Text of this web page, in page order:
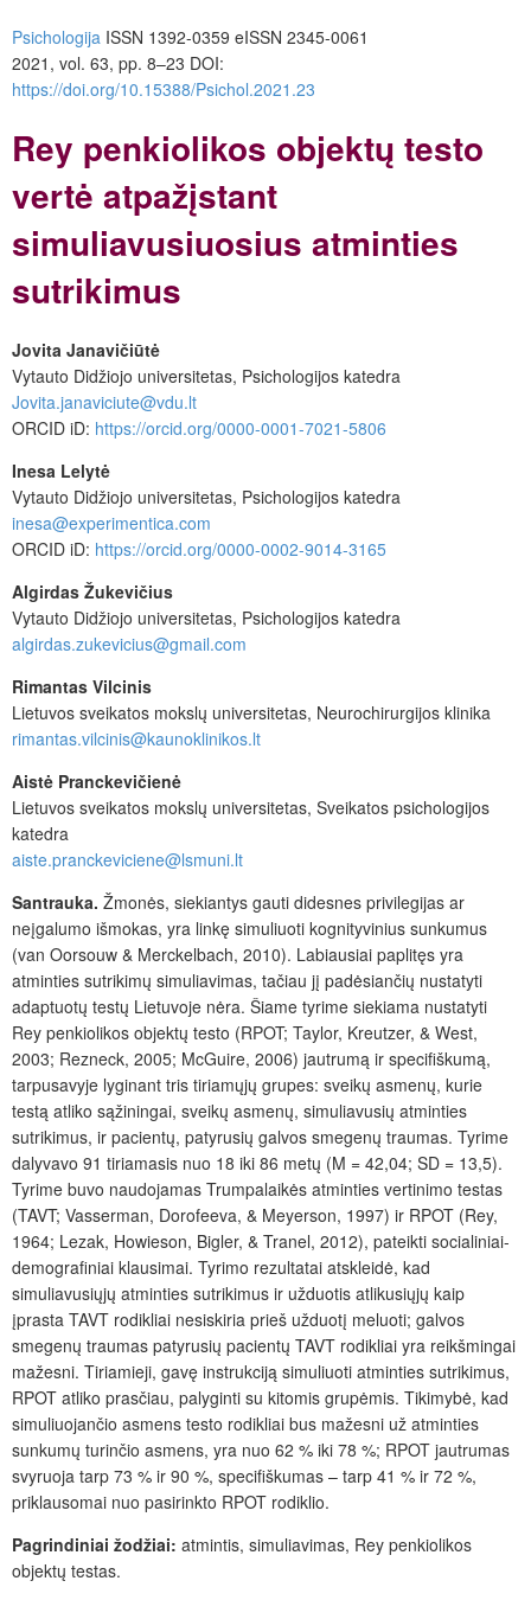
Psichologija ISSN 1392-0359 eISSN 2345-0061
2021, vol. 63, pp. 8–23 DOI:
https://doi.org/10.15388/Psichol.2021.23
Rey penkiolikos objektų testo
vertė atpažįstant
simuliavusiuosius atminties
sutrikimus
Jovita Janavičiūtė
Vytauto Didžiojo universitetas, Psichologijos katedra
Jovita.janaviciute@vdu.lt
ORCID iD: https://orcid.org/0000-0001-7021-5806
Inesa Lelytė
Vytauto Didžiojo universitetas, Psichologijos katedra
inesa@experimentica.com
ORCID iD: https://orcid.org/0000-0002-9014-3165
Algirdas Žukevičius
Vytauto Didžiojo universitetas, Psichologijos katedra
algirdas.zukevicius@gmail.com
Rimantas Vilcinis
Lietuvos sveikatos mokslų universitetas, Neurochirurgijos klinika
rimantas.vilcinis@kaunoklinikos.lt
Aistė Pranckevičienė
Lietuvos sveikatos mokslų universitetas, Sveikatos psichologijos
katedra
aiste.pranckeviciene@lsmuni.lt
Santrauka. Žmonės, siekiantys gauti didesnes privilegijas ar
neįgalumo išmokas, yra linkę simuliuoti kognityvinius sunkumus
(van Oorsouw & Merckelbach, 2010). Labiausiai paplitęs yra
atminties sutrikimų simuliavimas, tačiau jį padėsiančių nustatyti
adaptuotų testų Lietuvoje nėra. Šiame tyrime siekiama nustatyti
Rey penkiolikos objektų testo (RPOT; Taylor, Kreutzer, & West,
2003; Rezneck, 2005; McGuire, 2006) jautrumą ir specifiškumą,
tarpusavyje lyginant tris tiriamųjų grupes: sveikų asmenų, kurie
testą atliko sąžiningai, sveikų asmenų, simuliavusių atminties
sutrikimus, ir pacientų, patyrusių galvos smegenų traumas. Tyrime
dalyvavo 91 tiriamasis nuo 18 iki 86 metų (M = 42,04; SD = 13,5).
Tyrime buvo naudojamas Trumpalaikės atminties vertinimo testas
(TAVT; Vasserman, Dorofeeva, & Meyerson, 1997) ir RPOT (Rey,
1964; Lezak, Howieson, Bigler, & Tranel, 2012), pateikti socialiniai-
demografiniai klausimai. Tyrimo rezultatai atskleidė, kad
simuliavusiųjų atminties sutrikimus ir užduotis atlikusiųjų kaip
įprasta TAVT rodikliai nesiskiria prieš užduotį meluoti; galvos
smegenų traumas patyrusių pacientų TAVT rodikliai yra reikšmingai
mažesni. Tiriamieji, gavę instrukciją simuliuoti atminties sutrikimus,
RPOT atliko prasčiau, palyginti su kitomis grupėmis. Tikimybė, kad
simuliuojančio asmens testo rodikliai bus mažesni už atminties
sunkumų turinčio asmens, yra nuo 62 % iki 78 %; RPOT jautrumas
svyruoja tarp 73 % ir 90 %, specifiškumas – tarp 41 % ir 72 %,
priklausomai nuo pasirinkto RPOT rodiklio.
Pagrindiniai žodžiai: atmintis, simuliavimas, Rey penkiolikos
objektų testas.